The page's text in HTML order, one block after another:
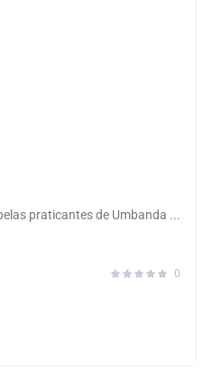
praticantes de Umbanda ...
0